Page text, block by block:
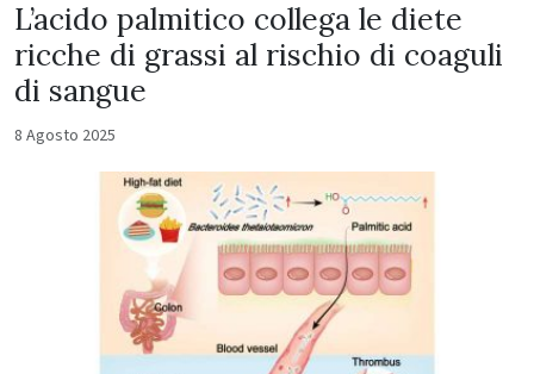
L’acido palmitico collega le diete
ricche di grassi al rischio di coaguli
di sangue
8 Agosto 2025